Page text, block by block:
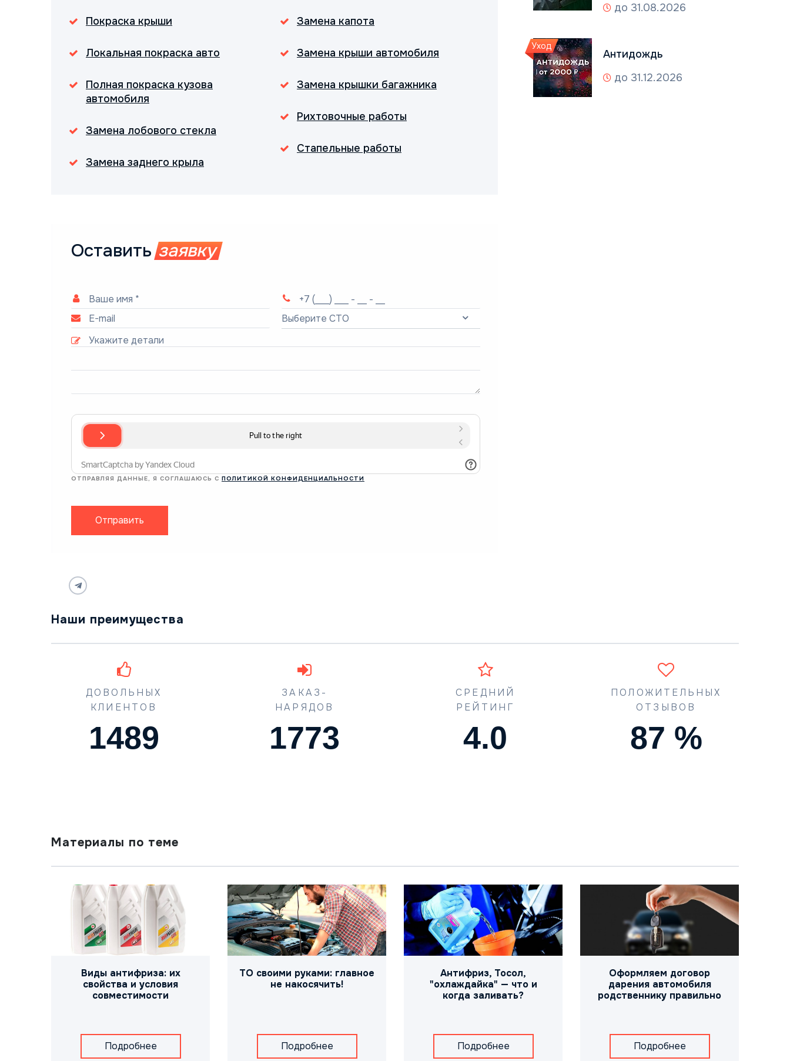
Покраска крыши
Локальная покраска авто
Полная покраска кузова
автомобиля
Замена лобового стекла
Замена заднего крыла
Замена капота
Замена крыши автомобиля
Замена крышки багажника
Рихтовочные работы
Стапельные работы
Оставить заявку
Выберите СТО
ОТПРАВЛЯЯ ДАННЫЕ, Я СОГЛАШАЮСЬ С ПОЛИТИКОЙ КОНФИДЕНЦИАЛЬНОСТИ
Отправить
до 31.08.2026
Уход
Антидождь
до 31.12.2026
Наши преимущества
ДОВОЛЬНЫХ
КЛИЕНТОВ
1489
ЗАКАЗ-
НАРЯДОВ
1773
СРЕДНИЙ
РЕЙТИНГ
4.5
ПОЛОЖИТЕЛЬНЫХ
ОТЗЫВОВ
90 %
Материалы по теме
Виды антифриза: их
свойства и условия
совместимости
Подробнее
ТО своими руками: главное
не накосячить!
Подробнее
Антифриз, Тосол,
"охлаждайка" — что и
когда заливать?
Подробнее
Оформляем договор
дарения автомобиля
родственнику правильно
Подробнее